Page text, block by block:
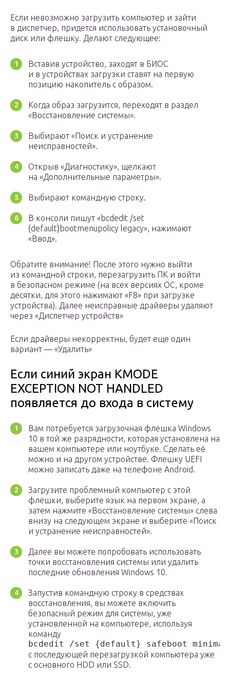
Если невозможно загрузить компьютер и зайти
в диспетчер, придется использовать установочный
диск или флешку. Делают следующее:
Вставив устройство, заходят в БИОС
и в устройствах загрузки ставят на первую
позицию накопитель с образом.
Когда образ загрузится, переходят в раздел
«Восстановление системы».
Выбирают «Поиск и устранение
неисправностей».
Открыв «Диагностику», щелкают
на «Дополнительные параметры».
Выбирают командную строку.
В консоли пишут «bcdedit /set
{default}bootmenupolicy legacy», нажимают
«Ввод».
Обратите внимание! После этого нужно выйти
из командной строки, перезагрузить ПК и войти
в безопасном режиме (на всех версиях ОС, кроме
десятки, для этого нажимают «F8» при загрузке
устройства). Далее неисправные драйверы удаляют
через «Диспетчер устройств»
Если драйверы некорректны, будет еще один
вариант — «Удалить»
Если синий экран KMODE
EXCEPTION NOT HANDLED
появляется до входа в систему
Вам потребуется загрузочная флешка Windows
10 в той же разрядности, которая установлена на
вашем компьютере или ноутбуке. Сделать её
можно и на другом устройстве. Флешку UEFI
можно записать даже на телефоне Android.
Загрузите проблемный компьютер с этой
флешки, выберите язык на первом экране, а
затем нажмите «Восстановление системы» слева
внизу на следующем экране и выберите «Поиск
и устранение неисправностей».
Далее вы можете попробовать использовать
точки восстановления системы или удалить
последние обновления Windows 10.
Запустив командную строку в средствах
восстановления, вы можете включить
безопасный режим для системы, уже
установленной на компьютере, используя
команду
bcdedit /set {default} safeboot minimal
с последующей перезагрузкой компьютера уже
с основного HDD или SSD.